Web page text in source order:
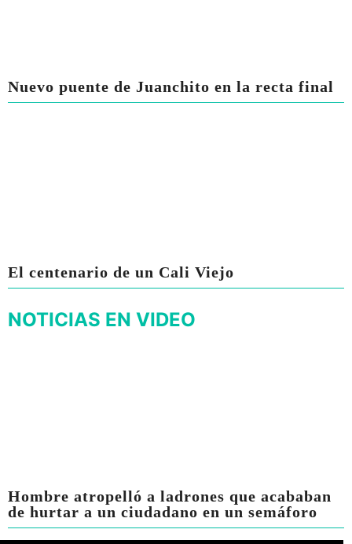
Nuevo puente de Juanchito en la recta final
El centenario de un Cali Viejo
NOTICIAS EN VIDEO
Hombre atropelló a ladrones que acababan
de hurtar a un ciudadano en un semáforo